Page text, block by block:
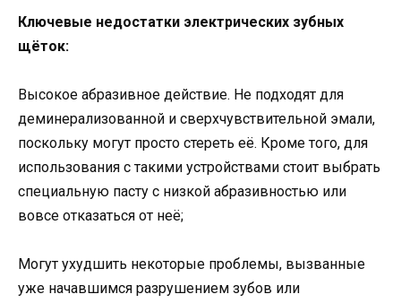
Ключевые недостатки электрических зубных
щёток:
Высокое абразивное действие. Не подходят для
деминерализованной и сверхчувствительной эмали,
поскольку могут просто стереть её. Кроме того, для
использования с такими устройствами стоит выбрать
специальную пасту с низкой абразивностью или
вовсе отказаться от неё;
Могут ухудшить некоторые проблемы, вызванные
уже начавшимся разрушением зубов или